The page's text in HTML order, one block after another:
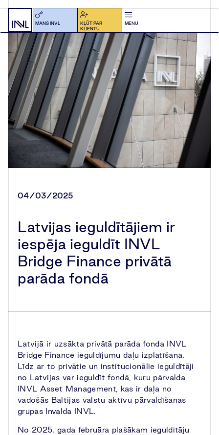
MANS INVL
KĻŪT PAR
KLIENTU
MENU
04/03/2025
Latvijas ieguldītājiem ir
iespēja ieguldīt INVL
Bridge Finance privātā
parāda fondā
Latvijā ir uzsākta privātā parāda fonda INVL
Bridge Finance ieguldījumu daļu izplatīšana.
Līdz ar to privātie un institucionālie ieguldītāji
no Latvijas var ieguldīt fondā, kuru pārvalda
INVL Asset Management, kas ir daļa no
vadošās Baltijas valstu aktīvu pārvaldīšanas
grupas Invalda INVL.
No 2025. gada februāra plašākam ieguldītāju